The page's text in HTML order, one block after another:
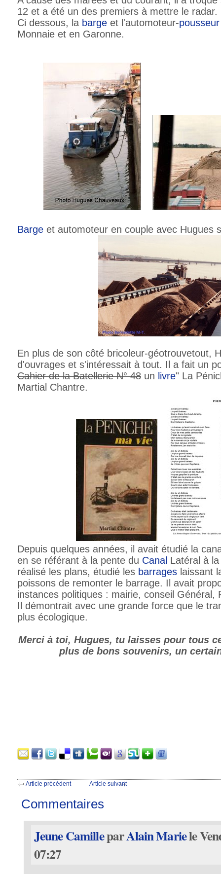
12 et a été un des premiers à mettre le radar.
Ci dessous, la barge et l'automoteur-pousseur
Monnaie et en Garonne.
Barge et automoteur en couple avec Hugues
En plus de son côté bricoleur-géotrouvetout,
d'ouvrages et s'intéressait à tout. Il a fait un
Cahier de la Batellerie N° 48 un livre" La
Martial Chantre.
Depuis quelques années, il avait étudié la
en se référant à la pente du Canal Latéral à
réalisé les plans, étudié les barrages laissant
poissons de remonter le barrage. Il avait
instances politiques : mairie, conseil Général,
Il démontrait avec une grande force que le
plus écologique.
Merci à toi, Hugues, tu laisses pour tous
plus de bons souvenirs, un
Article précédent Article suivant
Commentaires
Jeune CamilleparAlain Mariele
07:27